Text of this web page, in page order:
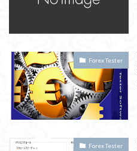
Forex Tester
Forex Tester